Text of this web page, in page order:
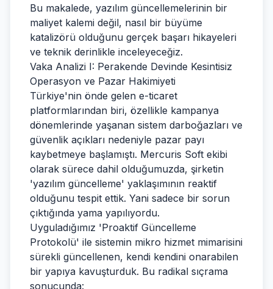
Bu makalede, yazılım güncellemelerinin bir
maliyet kalemi değil, nasıl bir büyüme
katalizörü olduğunu gerçek başarı hikayeleri
ve teknik derinlikle inceleyeceğiz.
Vaka Analizi I: Perakende Devinde Kesintisiz
Operasyon ve Pazar Hakimiyeti
Türkiye'nin önde gelen e-ticaret
platformlarından biri, özellikle kampanya
dönemlerinde yaşanan sistem darboğazları ve
güvenlik açıkları nedeniyle pazar payı
kaybetmeye başlamıştı. Mercuris Soft ekibi
olarak sürece dahil olduğumuzda, şirketin
'yazılım güncelleme' yaklaşımının reaktif
olduğunu tespit ettik. Yani sadece bir sorun
çıktığında yama yapılıyordu.
Uyguladığımız 'Proaktif Güncelleme
Protokolü' ile sistemin mikro hizmet mimarisini
sürekli güncellenen, kendi kendini onarabilen
bir yapıya kavuşturduk. Bu radikal sıçrama
sonucunda: